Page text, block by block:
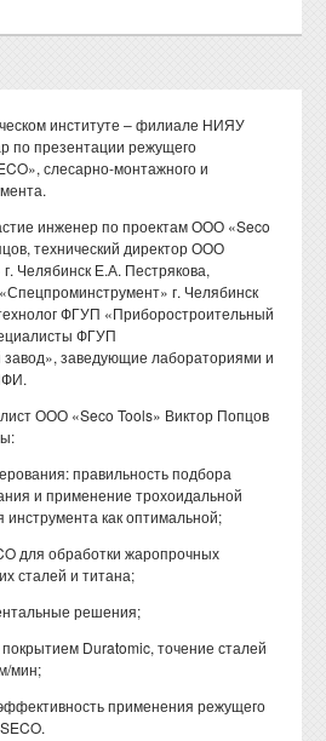
институте – филиале НИЯУ
по презентации режущего
слесарно-монтажного и
инженер по проектам ООО «Seco
технический директор ООО
Челябинск Е.А. Пестрякова,
г. Челябинск
ФГУП «Приборостроительный
ФГУП
заведующие лабораториями и
ООО «Seco Tools» Виктор Попцов
правильность подбора
и применение трохоидальной
инструмента как оптимальной;
для обработки жаропрочных
сталей и титана;
решения;
Duratomic, точение сталей
мин;
применения режущего